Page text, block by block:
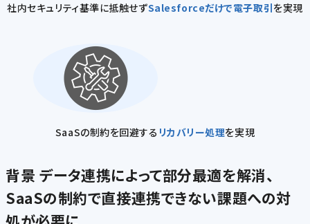
社内セキュリティ基準に抵触せずSalesforceだけで電子取引を実現
SaaSの制約を回避する リカバリー処理を実現
背景 データ連携によって部分最適を解消、
SaaSの制約で直接連携できない課題への対